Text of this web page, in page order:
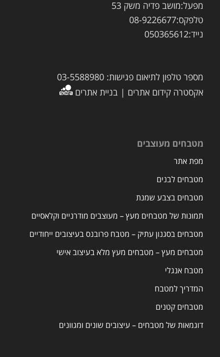
מפעל:מושב פדיה משק 53
טלפקס:08-9226677
נייד:050365612
מספר טלפון לתיאום פגישות: 03-5588980
אקסטרה קידום אתרים | בניית אתרים
מטבחים מעוצבים
מפת אתר
מטבחים לבנים
מטבחים בצבע שמנת
תמונות של מטבחים מעץ – מעוצבים מודרניים וקלאסיים
מטבחים בסגנון עתיק – מטבח פרובנס בעיצובים ייחודיים
מטבחים מעץ – מטבחים מעץ מלא בעיצוב אישי
מטבח אנגלי
המדריך למטבח
מטבחים קטנים
דוגמאות של מטבחים – עיצובים שונים ומגוונים